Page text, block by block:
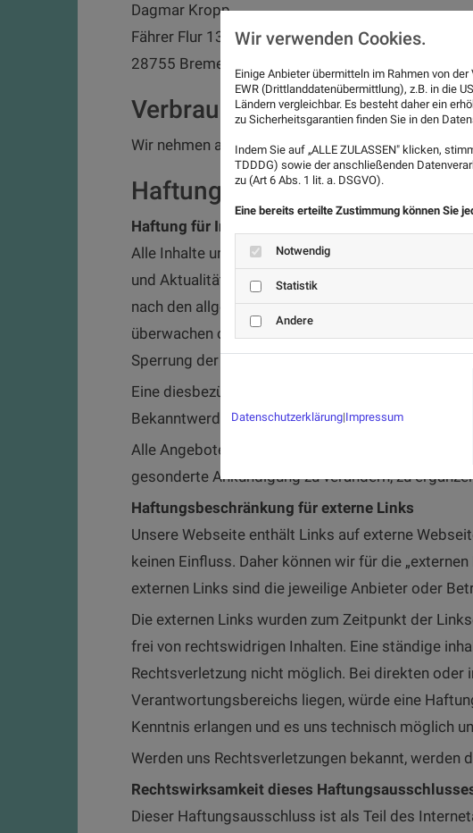
Dagmar Kropp
Fährer Flur 13
28755 Bremen
Wir nehmen an keinem Streitbeilegungsverfahren
Haftungsausschluss
Haftung für Inhalte
Alle Inhalte unseres Internetauftritts wurden mit
und Aktualität der Inhalte können wir jedoch
nach den allgemeinen Gesetzen verantwortlich.
überwachen oder nach Umständen zu forschen,
Sperrung der Nutzung von Informationen nach
Eine diesbezügliche Haftung ist jedoch erst ab
Bekanntwerden von den o.g. Rechtsverletzungen
Alle Angebote sind freibleibend und
gesonderte Ankündigung zu verändern, zu
Haftungsbeschränkung für externe Links
Unsere Webseite enthält Links auf externe
keinen Einfluss. Daher können wir für die
externen Links sind die jeweilige Anbieter oder
Die externen Links wurden zum Zeitpunkt der
frei von rechtswidrigen Inhalten. Eine ständige
Rechtsverletzung nicht möglich. Bei direkten oder
Verantwortungsbereichs liegen, würde eine
Kenntnis erlangen und es uns technisch möglich
Werden uns Rechtsverletzungen bekannt, werden
Rechtswirksamkeit dieses
Dieser Haftungsausschluss ist als Teil des
Wir verwenden Cookies.
Einige Anbieter übermitteln im Rahmen von
EWR (Drittlanddatenübermittlung), z.B. in die
Ländern vergleichbar. Es besteht daher ein
zu Sicherheitsgarantien finden Sie in den
Indem Sie auf „ALLE ZULASSEN" klicken,
TDDDG) sowie der anschließenden
zu (Art 6 Abs. 1 lit. a. DSGVO).
Eine bereits erteilte Zustimmung können Sie
Notwendig
Statistik
Andere
Datenschutzerklärung|Impressum